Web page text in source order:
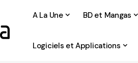
A La Une BD et Mangas
Logiciels et Applications